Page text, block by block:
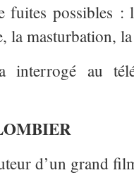
fuites possibles :
la masturbation,
interrogé au
d’un grand